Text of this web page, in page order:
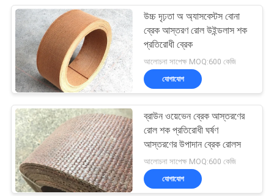
অ্যাসবেস্টস ফ্রি ব্রেক
লাইনিং
ঘর্ষণ উপাদান শীট
উচ্চ দৃঢ়তা অ অ্যাসবেস্টস বোনা
ব্রেক আস্তরণ রোল উইন্ডলাস শক
প্রতিরোধী ব্রেক
আলোচনা সাপেক্ষ MOQ:600 কেজি
যোগাযোগ
ব্রাউন ওয়েভেন ব্রেক আস্তরণের
রোল শক প্রতিরোধী ঘর্ষণ
আস্তরণের উপাদান ব্রেক রোলস
আলোচনা সাপেক্ষ MOQ:600 কেজি
যোগাযোগ